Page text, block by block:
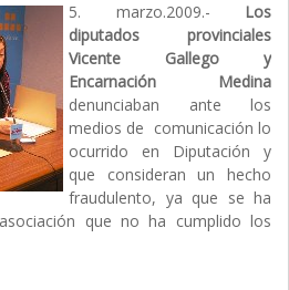
5. marzo.2009.- Los
diputados provinciales
Vicente Gallego y
Encarnación Medina
denunciaban ante los
medios de comunicación lo
ocurrido en Diputación y
que consideran un hecho
fraudulento, ya que se ha
que no ha cumplido los